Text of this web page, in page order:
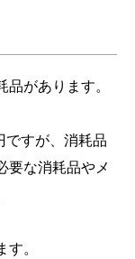
があります。
ですが、消耗品
要な消耗品やメ
。